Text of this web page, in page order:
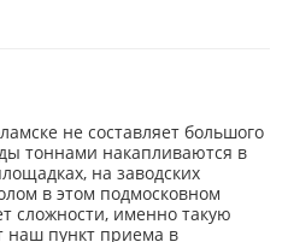
не составляет большого
тоннами накапливаются в
на заводских
в этом подмосковном
сложности, именно такую
наш пункт приема в